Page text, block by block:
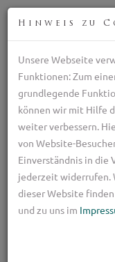
Professionelle
Hinweis zu
Unsere Webseite
Funktionen: Zum
grundlegende
können wir mit Hilfe
weiter verbessern.
von Website-
Einverständnis in die
jederzeit widerrufen.
dieser Website
und zu uns im